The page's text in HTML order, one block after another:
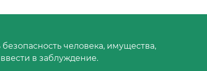
человека, имущества,
в заблуждение.